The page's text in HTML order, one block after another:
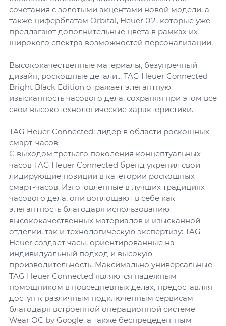
сочетания с золотыми акцентами новой модели, а
также циферблатам Orbital, Heuer 02, которые уже
предлагают дополнительные цвета в рамках их
широкого спектра возможностей персонализации.
Высококачественные материалы, безупречный
дизайн, роскошные детали... TAG Heuer Connected
Bright Black Edition отражает элегантную
изысканность часового дела, сохраняя при этом все
свои высокотехнологические характеристики.
TAG Heuer Connected: лидер в области роскошных
смарт-часов
С выходом третьего поколения концептуальных
часов TAG Heuer Connected бренд укрепил свои
лидирующие позиции в категории роскошных
смарт-часов. Изготовленные в лучших традициях
часового дела, они воплощают в себе как
элегантность благодаря использованию
высококачественных материалов и изысканной
отделки, так и технологическую экспертизу: TAG
Heuer создает часы, ориентированные на
индивидуальный подход и высокую
производительность. Максимально универсальные
TAG Heuer Connected являются надежным
помощником в повседневных делах, предоставляя
доступ к различным подключенным сервисам
благодаря встроенной операционной системе
Wear ОС by Google, а также беспрецедентным